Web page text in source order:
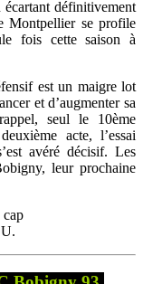
écartant définitivement
Montpellier se profile
fois cette saison à
est un maigre lot
et d’augmenter sa
seul le 10ème
acte, l’essai
avéré décisif. Les
leur prochaine